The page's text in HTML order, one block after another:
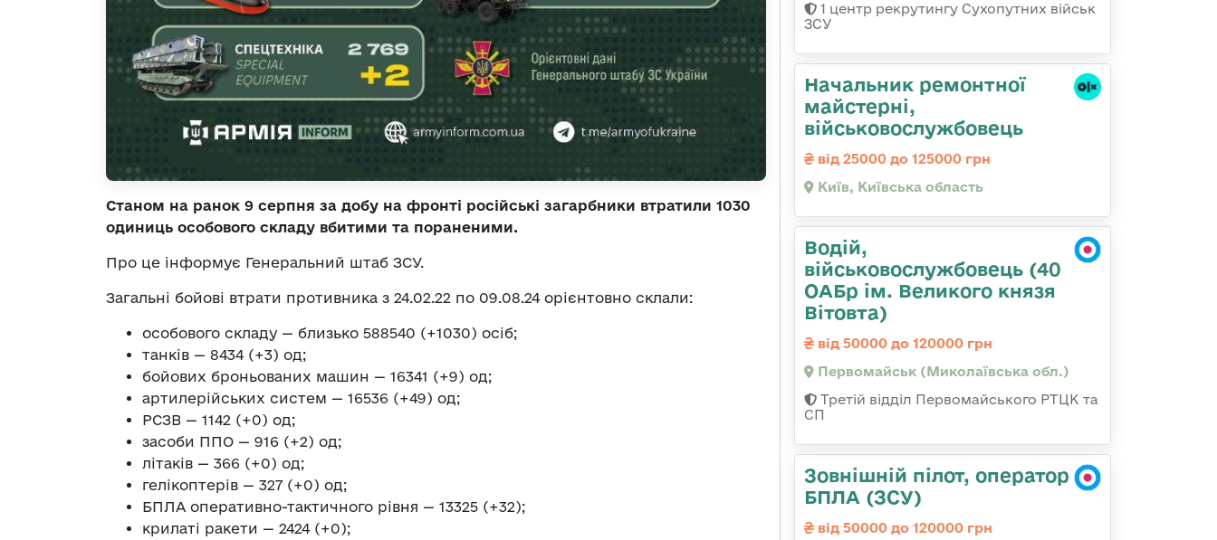
Станом на ранок 9 серпня за добу на фронті російські загарбники втратили 1030
одиниць особового складу вбитими та пораненими.
Про це інформує Генеральний штаб ЗСУ.
Загальні бойові втрати противника з 24.02.22 по 09.08.24 орієнтовно склали:
особового складу — близько 588540 (+1030) осіб;
танків — 8434 (+3) од;
бойових броньованих машин — 16341 (+9) од;
артилерійських систем — 16536 (+49) од;
РСЗВ — 1142 (+0) од;
засоби ППО — 916 (+2) од;
літаків — 366 (+0) од;
гелікоптерів — 327 (+0) од;
БПЛА оперативно-тактичного рівня — 13325 (+32);
крилаті ракети — 2424 (+0);
1 центр рекрутингу Сухопутних військ
ЗСУ
Начальник ремонтної
майстерні,
військовослужбовець
від 25000 до 125000 грн
Київ, Київська область
Водій,
військовослужбовець (40
ОАБр ім. Великого князя
Вітовта)
від 50000 до 120000 грн
Первомайськ (Миколаївська обл.)
Третій відділ Первомайського РТЦК та
СП
Зовнішній пілот, оператор
БПЛА (ЗСУ)
від 50000 до 120000 грн